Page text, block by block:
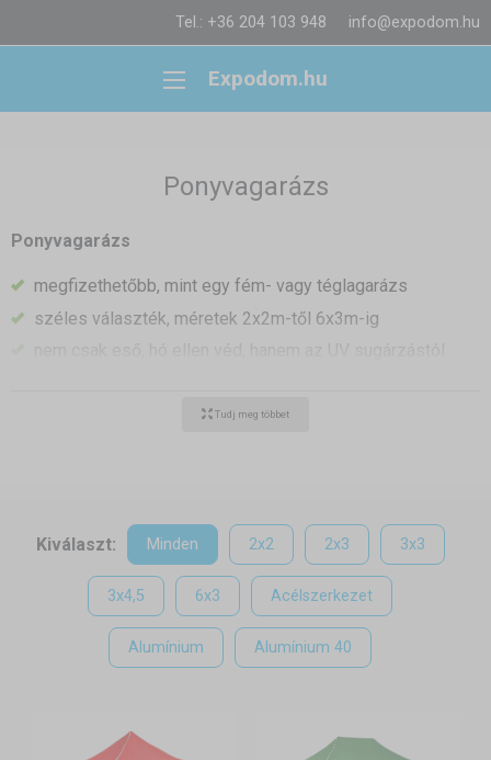
Tel.: +36 204 103 948 info@expodom.hu
Expodom.hu
Ponyvagarázs
Ponyvagarázs
megfizethetőbb, mint egy fém- vagy téglagarázs
széles választék, méretek 2x2m-től 6x3m-ig
hordozható garázs és mobil műhely
égeti? Amennyiben nem tud garázst építeni, elegáns
megoldást jelent a sátorgarázs. A nyitott garázsok
helyettesíthetik a hagyományos garázsokat és ugyanúgy
megvédik autóját. Ráadásul bármikor áthelyezheti, így
gyakorlatilag bárhol kialakíthat egy garázst. Használata
Tudj meg többet
Kiválaszt: Minden 2x2 2x3 3x3
3x4,5 6x3 Acélszerkezet
Alumínium Alumínium 40